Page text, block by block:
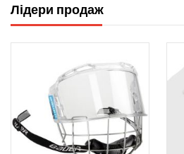
Лідери продаж